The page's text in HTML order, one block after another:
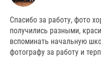
Спасибо за работу, фото
получились разными,
вспоминать начальную
фотографу за работу и